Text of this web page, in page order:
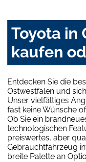
Toyota in
kaufen
Entdecken Sie die
Ostwestfalen und
Unser vielfältiges
fast keine Wünsche
Ob Sie ein
technologischen
preiswertes, aber
Gebrauchtfahrzeug
breite Palette an